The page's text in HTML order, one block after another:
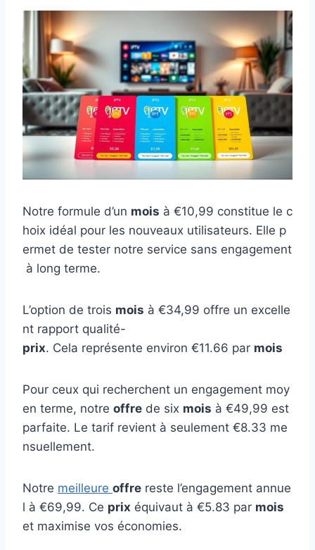
Notre formule d’un mois à €10,99 constitue le c
hoix idéal pour les nouveaux utilisateurs. Elle p
ermet de tester notre service sans engagement
à long terme.
L’option de trois mois à €34,99 offre un excelle
nt rapport qualité-
prix. Cela représente environ €11.66 par mois
Pour ceux qui recherchent un engagement moy
en terme, notre offre de six mois à €49,99 est
parfaite. Le tarif revient à seulement €8.33 me
nsuellement.
Notre meilleure offre reste l’engagement annue
l à €69,99. Ce prix équivaut à €5.83 par mois
et maximise vos économies.